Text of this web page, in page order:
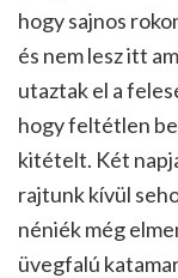
hogy sajnos
és nem lesz itt
utaztak el a
hogy feltétlen be
kitételt. Két
rajtunk kívül
néniék még
üvegfalú